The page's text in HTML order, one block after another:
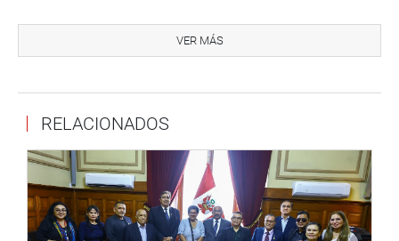
tecnólogo médico, cardiólogo, obstetras y personal
administrativo), falta ecógrafo, equipos hematólogicos,
INSTITUCIONAL
VER MÁS
RELACIONADOS